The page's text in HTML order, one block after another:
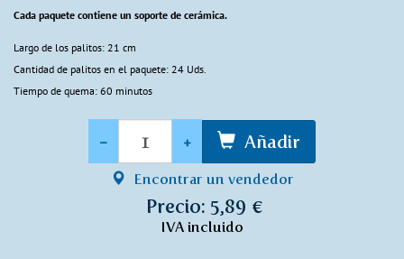
Cada paquete contiene un soporte de cerámica.
Largo de los palitos: 21 cm
Cantidad de palitos en el paquete: 24 Uds.
Tiempo de quema: 60 minutos
- + Añadir
Encontrar un vendedor
Precio: 5,89 €
IVA incluido